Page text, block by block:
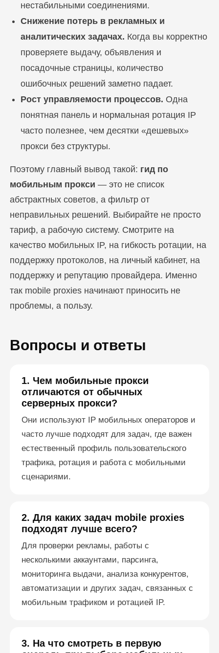
нестабильными соединениями.
Снижение потерь в рекламных и
аналитических задачах. Когда вы корректно
проверяете выдачу, объявления и
посадочные страницы, количество
ошибочных решений заметно падает.
Рост управляемости процессов. Одна
понятная панель и нормальная ротация IP
часто полезнее, чем десятки «дешевых»
прокси без структуры.
Поэтому главный вывод такой: гид по
мобильным прокси — это не список
абстрактных советов, а фильтр от
неправильных решений. Выбирайте не просто
тариф, а рабочую систему. Смотрите на
качество мобильных IP, на гибкость ротации, на
поддержку протоколов, на личный кабинет, на
поддержку и репутацию провайдера. Именно
так mobile proxies начинают приносить не
проблемы, а пользу.
Вопросы и ответы
1. Чем мобильные прокси
отличаются от обычных
серверных прокси?
Они используют IP мобильных операторов и
часто лучше подходят для задач, где важен
естественный профиль пользовательского
трафика, ротация и работа с мобильными
сценариями.
2. Для каких задач mobile proxies
подходят лучше всего?
Для проверки рекламы, работы с
несколькими аккаунтами, парсинга,
мониторинга выдачи, анализа конкурентов,
автоматизации и других задач, связанных с
мобильным трафиком и ротацией IP.
3. На что смотреть в первую